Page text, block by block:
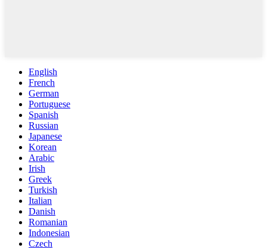
English
French
German
Portuguese
Spanish
Russian
Japanese
Korean
Arabic
Irish
Greek
Turkish
Italian
Danish
Romanian
Indonesian
Czech